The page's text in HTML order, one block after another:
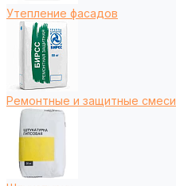
Утепление фасадов
Ремонтные и защитные смеси